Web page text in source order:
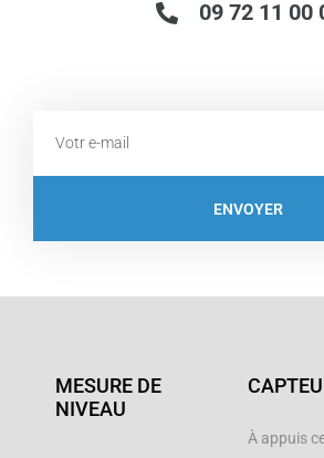
09 72 11 00
ENVOYER
MESURE DE
NIVEAU
À appuis